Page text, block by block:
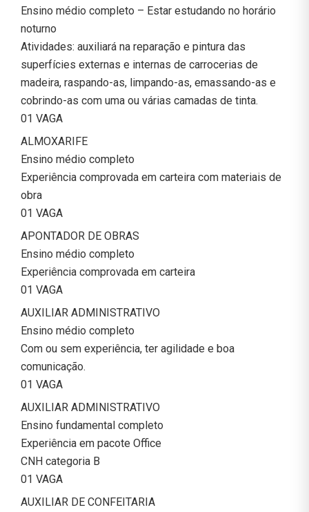
Ensino médio completo – Estar estudando no horário
noturno
Atividades: auxiliará na reparação e pintura das
superfícies externas e internas de carrocerias de
madeira, raspando-as, limpando-as, emassando-as e
cobrindo-as com uma ou várias camadas de tinta.
01 VAGA
ALMOXARIFE
Ensino médio completo
Experiência comprovada em carteira com materiais de
obra
01 VAGA
APONTADOR DE OBRAS
Ensino médio completo
Experiência comprovada em carteira
01 VAGA
AUXILIAR ADMINISTRATIVO
Ensino médio completo
Com ou sem experiência, ter agilidade e boa
comunicação.
01 VAGA
AUXILIAR ADMINISTRATIVO
Ensino fundamental completo
Experiência em pacote Office
CNH categoria B
01 VAGA
AUXILIAR DE CONFEITARIA